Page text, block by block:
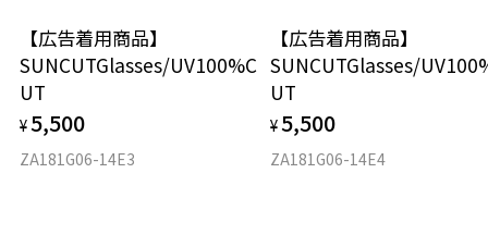
【広告着用商品】
SUNCUTGlasses/UV100%C
UT
¥ 5,500
ZA181G06-14E3
【広告着用商品】
SUNCUTGlasses/
UT
¥ 5,500
ZA181G06-14E4